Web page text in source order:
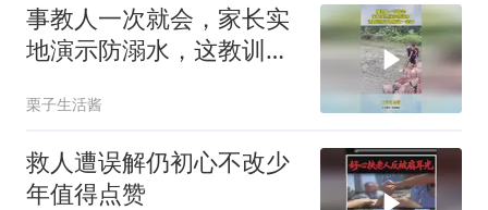
事教人一次就会，家长实
地演示防溺水，这教训孩
栗子生活酱
救人遭误解仍初心不改少
年值得点赞